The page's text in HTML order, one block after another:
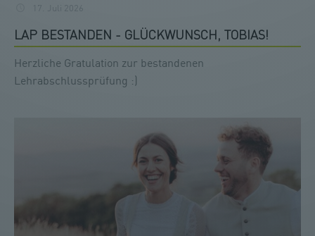
LAP BESTANDEN - GLÜCKWUNSCH, TOBIAS!
Herzliche Gratulation zur bestandenen
Lehrabschlussprüfung :)